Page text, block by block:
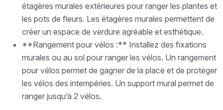
étagères murales extérieures pour ranger les plantes et
les pots de fleurs. Les étagères murales permettent de
créer un espace de verdure agréable et esthétique.
**Rangement pour vélos :** Installez des fixations
murales ou au sol pour ranger les vélos. Un rangement
pour vélos permet de gagner de la place et de protéger
les vélos des intempéries. Un support mural permet de
ranger jusqu’à 2 vélos.